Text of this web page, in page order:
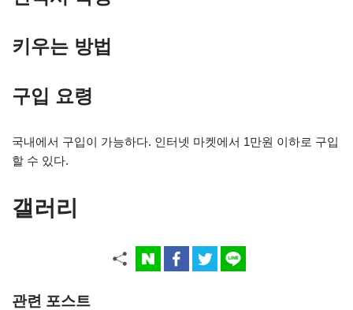
키우는 방법
구입 요령
국내에서 구입이 가능하다. 인터넷 마켓에서 1만원 이하로 구입
할 수 있다.
갤러리
관련 포스트